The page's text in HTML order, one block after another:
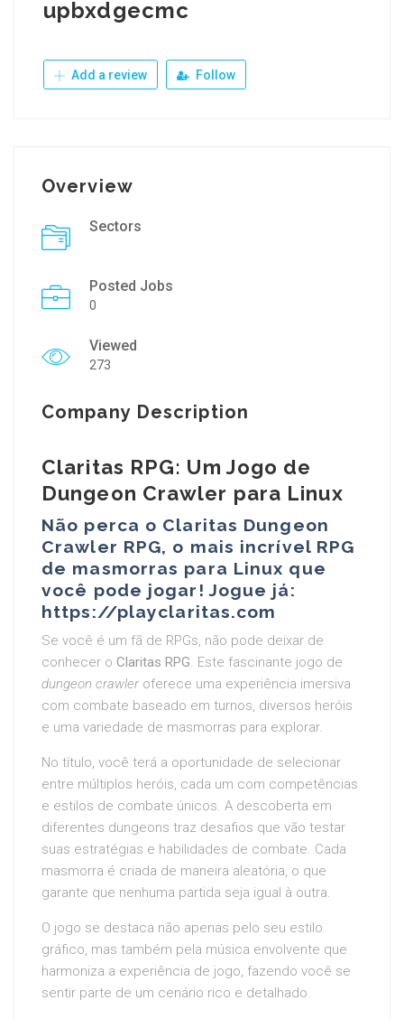
upbxdgecmc
Add a review Follow
Overview
Sectors
Posted Jobs
0
Viewed
273
Company Description
Claritas RPG: Um Jogo de
Dungeon Crawler para Linux
Não perca o Claritas Dungeon
Crawler RPG, o mais incrível RPG
de masmorras para Linux que
você pode jogar! Jogue já:
https://playclaritas.com
Se você é um fã de RPGs, não pode deixar de
conhecer o Claritas RPG. Este fascinante jogo de
dungeon crawler oferece uma experiência imersiva
com combate baseado em turnos, diversos heróis
e uma variedade de masmorras para explorar.
No título, você terá a oportunidade de selecionar
entre múltiplos heróis, cada um com competências
e estilos de combate únicos. A descoberta em
diferentes dungeons traz desafios que vão testar
suas estratégias e habilidades de combate. Cada
masmorra é criada de maneira aleatória, o que
garante que nenhuma partida seja igual à outra.
O jogo se destaca não apenas pelo seu estilo
gráfico, mas também pela música envolvente que
harmoniza a experiência de jogo, fazendo você se
sentir parte de um cenário rico e detalhado.